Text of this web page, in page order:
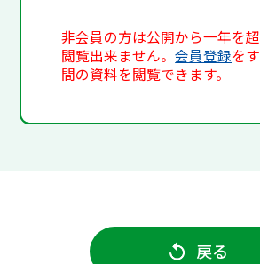
非会員の方は公開から一年を
閲覧出来ません。会員登録を
間の資料を閲覧できます。
戻る